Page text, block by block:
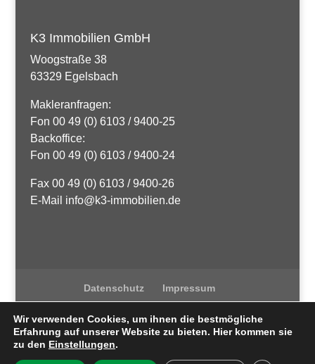
K3 Immobilien GmbH
Woogstraße 38
63329 Egelsbach
Makleranfragen:
Fon 00 49 (0) 6103 / 9400-25
Backoffice:
Fon 00 49 (0) 6103 / 9400-24
Fax 00 49 (0) 6103 / 9400-26
E-Mail info@k3-immobilien.de
Datenschutz Impressum
K3 Immobilien
Wir verwenden Cookies, um ihnen die bestmögliche
Erfahrung auf unserer Website zu bieten. Hier kommen sie
zu den Einstellungen.